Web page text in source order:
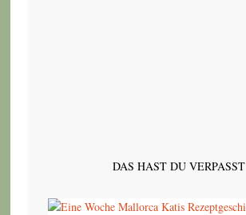
DAS HAST DU VERPASST